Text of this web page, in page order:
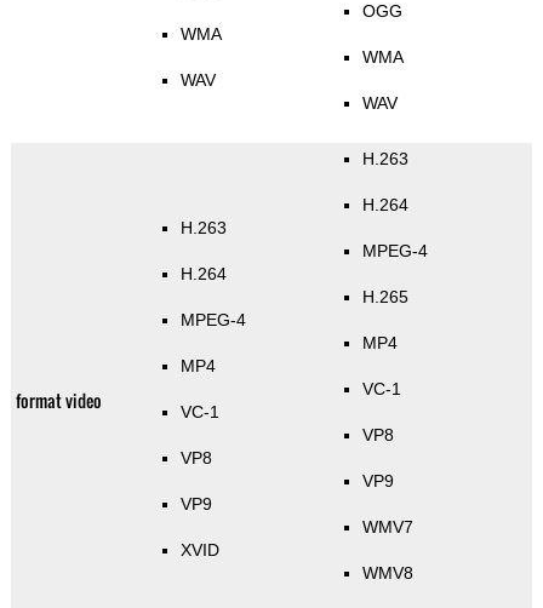
WMA
WAV
OGG
WMA
WAV
format video
H.263
H.264
MPEG-4
MP4
VC-1
VP8
VP9
XVID
H.263
H.264
MPEG-4
H.265
MP4
VC-1
VP8
VP9
WMV7
WMV8